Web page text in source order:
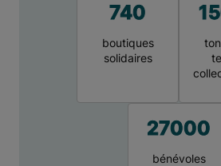
740
boutiques
solidaires
27000
bénévoles